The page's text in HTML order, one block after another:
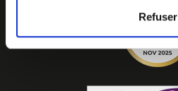
Refuser